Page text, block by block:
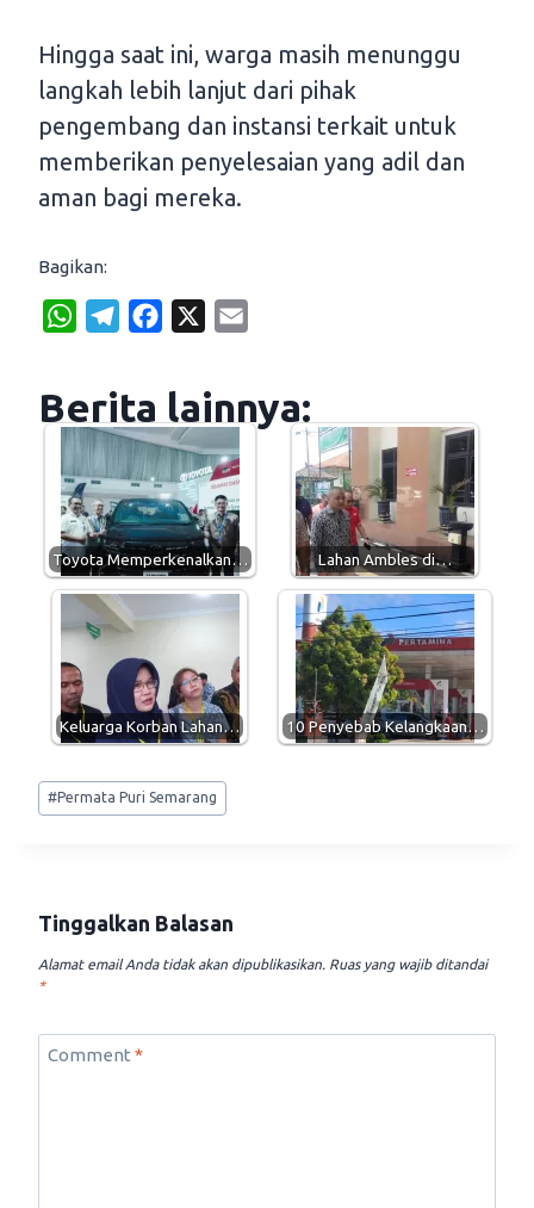
Hingga saat ini, warga masih menunggu
langkah lebih lanjut dari pihak
pengembang dan instansi terkait untuk
memberikan penyelesaian yang adil dan
aman bagi mereka.
Bagikan:
W
t
s
A
p
p
e
r
a
m
e
b
o
o
k
i
Berita lainnya:
Toyota Memperkenalkan… Lahan Ambles di…
Keluarga Korban Lahan… 10 Penyebab Kelangkaan…
Post
Tags:
#Permata Puri Semarang
Tinggalkan Balasan
Alamat email Anda tidak akan dipublikasikan. Ruas yang wajib ditandai
*
Comment *